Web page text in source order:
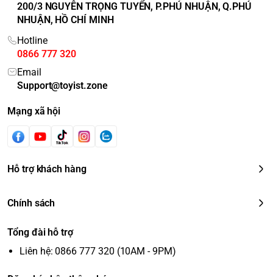
200/3 NGUYỄN TRỌNG TUYỂN, P.PHÚ NHUẬN, Q.PHÚ
NHUẬN, HỒ CHÍ MINH
Hotline
0866 777 320
Email
Support@toyist.zone
Mạng xã hội
Hỗ trợ khách hàng
Chính sách
Tổng đài hỗ trợ
Liên hệ: 0866 777 320 (10AM - 9PM)